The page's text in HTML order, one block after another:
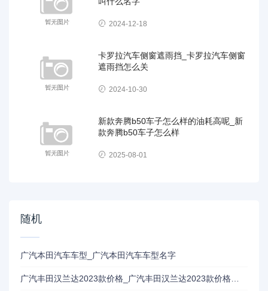
2024-12-18
卡罗拉汽车侧窗遮雨挡_卡罗拉汽车侧窗
遮雨挡怎么关
2024-10-30
新款奔腾b50车子怎么样的油耗高呢_新
款奔腾b50车子怎么样
2025-08-01
随机
广汽本田汽车车型_广汽本田汽车车型名字
广汽丰田汉兰达2023款价格_广汽丰田汉兰达2023款价格图片长高宽